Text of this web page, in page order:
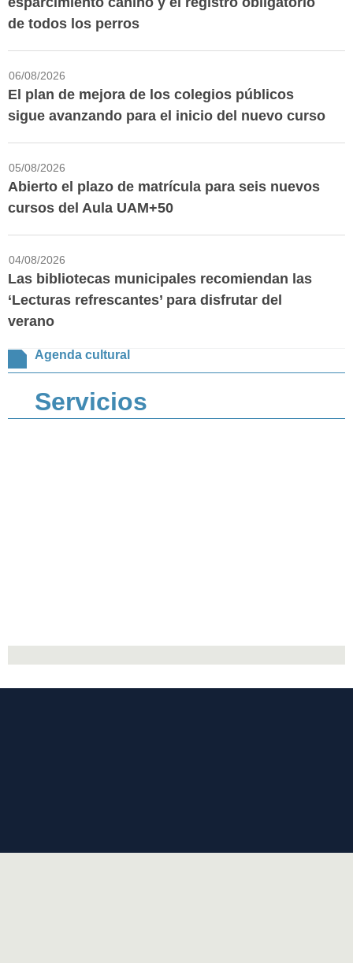
de todos los perros
06/08/2026
El plan de mejora de los colegios públicos
sigue avanzando para el inicio del nuevo curso
05/08/2026
Abierto el plazo de matrícula para seis nuevos
cursos del Aula UAM+50
04/08/2026
Las bibliotecas municipales recomiendan las
‘Lecturas refrescantes’ para disfrutar del
verano
Agenda cultural
Servicios